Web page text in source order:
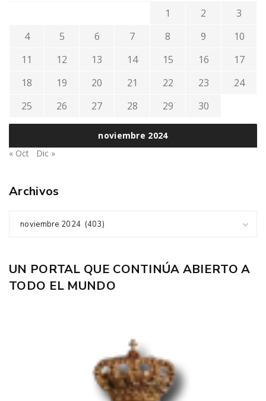
noviembre 2024
1 2
3
4
5 6 7 8 9
10
11
12 13 14 15 16
17
18
19 20 21 22 23
24
25
26 27 28 29 30
« Oct Dic »
Archivos
noviembre 2024 (403)
UN PORTAL QUE CONTINÚA ABIERTO A
TODO EL MUNDO